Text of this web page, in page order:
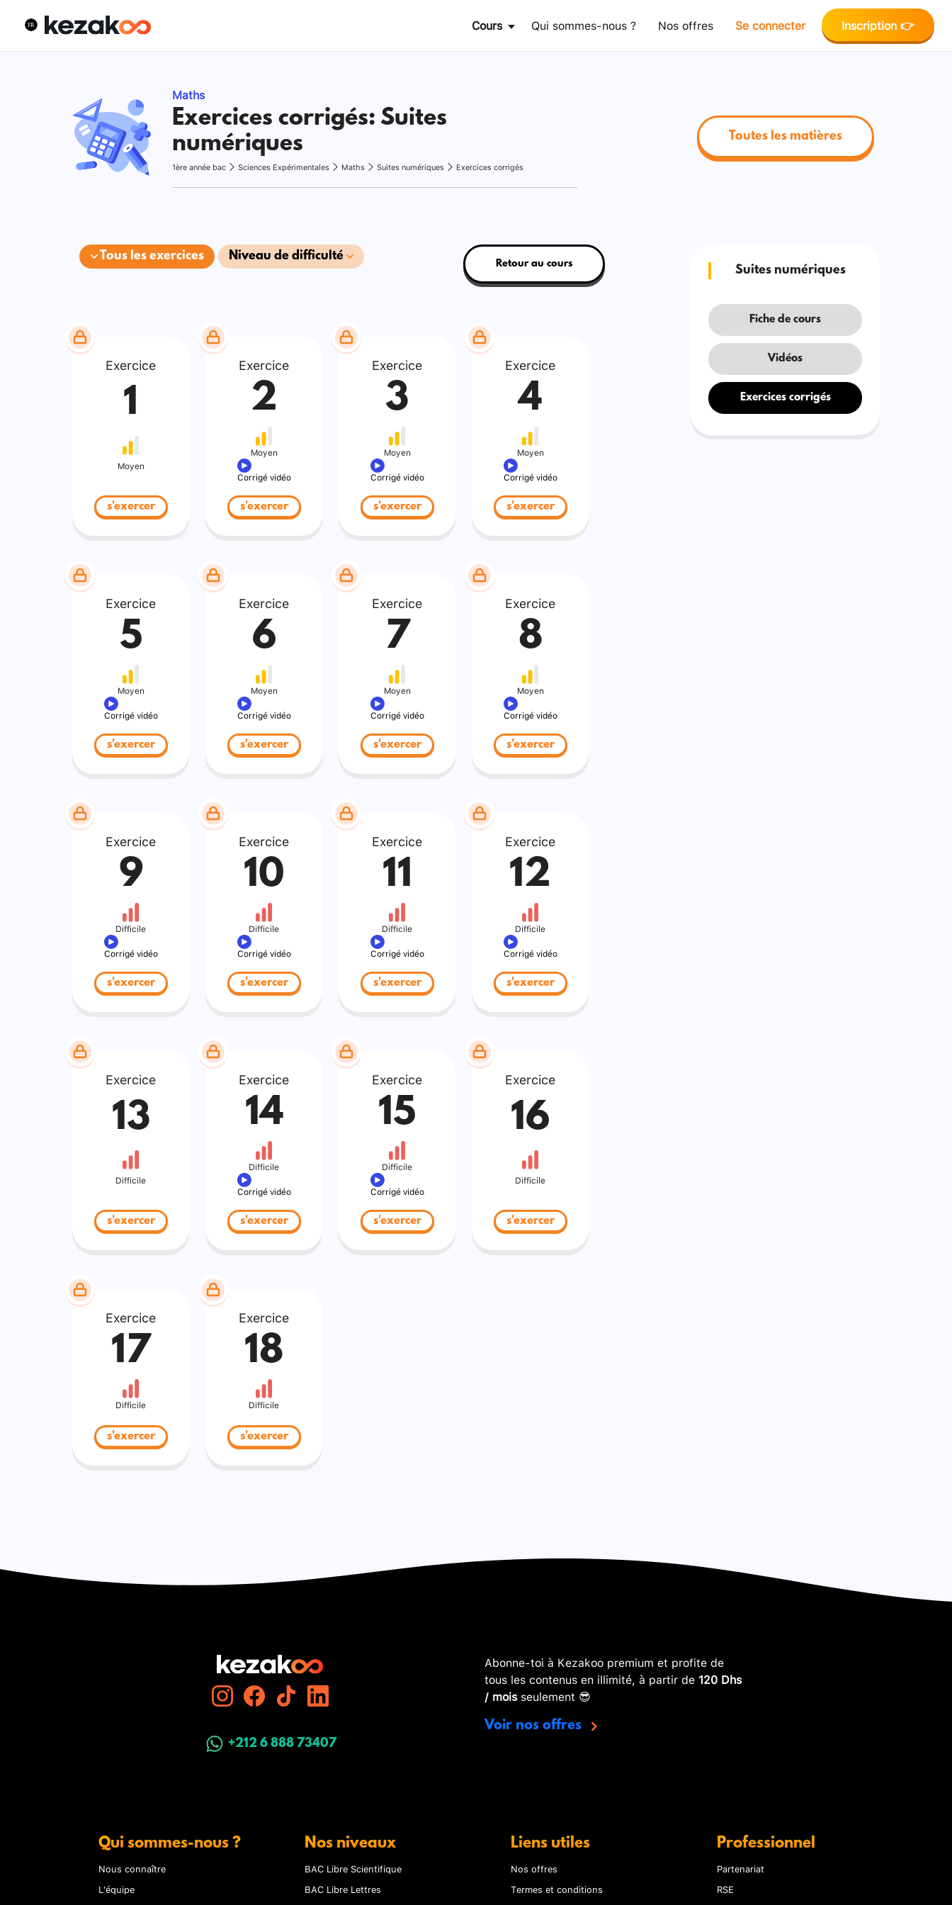
Cours Qui sommes-nous ? Nos offres Se connecter Inscription 👉
Maths
Exercices corrigés: Suites
numériques
1ère année bac Sciences Expérimentales Maths Suites numériques Exercices corrigés
Toutes les matières
Tous les exercices Niveau de difficulté
Retour au cours
Exercice
1
Moyen
s'exercer
Exercice
2
Moyen
Corrigé vidéo
s'exercer
Exercice
3
Moyen
Corrigé vidéo
s'exercer
Exercice
4
Moyen
Corrigé vidéo
s'exercer
Exercice
5
Moyen
Corrigé vidéo
s'exercer
Exercice
6
Moyen
Corrigé vidéo
s'exercer
Exercice
7
Moyen
Corrigé vidéo
s'exercer
Exercice
8
Moyen
Corrigé vidéo
s'exercer
Exercice
9
Difficile
Corrigé vidéo
s'exercer
Exercice
10
Difficile
Corrigé vidéo
s'exercer
Exercice
11
Difficile
Corrigé vidéo
s'exercer
Exercice
12
Difficile
Corrigé vidéo
s'exercer
Exercice
13
Difficile
s'exercer
Exercice
14
Difficile
Corrigé vidéo
s'exercer
Exercice
15
Difficile
Corrigé vidéo
s'exercer
Exercice
16
Difficile
s'exercer
Exercice
17
Difficile
s'exercer
Exercice
18
Difficile
s'exercer
Suites numériques
Fiche de cours
Vidéos
Exercices corrigés
+212 6 888 73407
Abonne-toi à Kezakoo premium et profite de
tous les contenus en illimité, à partir de 120 Dhs
/ moisseulement 😎
Voir nos offres
Qui sommes-nous ?
Nous connaître
L'équipe
Nos niveaux
BAC Libre Scientifique
BAC Libre Lettres
Liens utiles
Nos offres
Termes et conditions
Professionnel
Partenariat
RSE